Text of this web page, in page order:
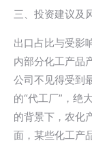
三、投资建议及
出口占比与受影
内部分化工产品
公司不见得受到
的“代工厂”，绝
的背景下，农化
面，某些化工产